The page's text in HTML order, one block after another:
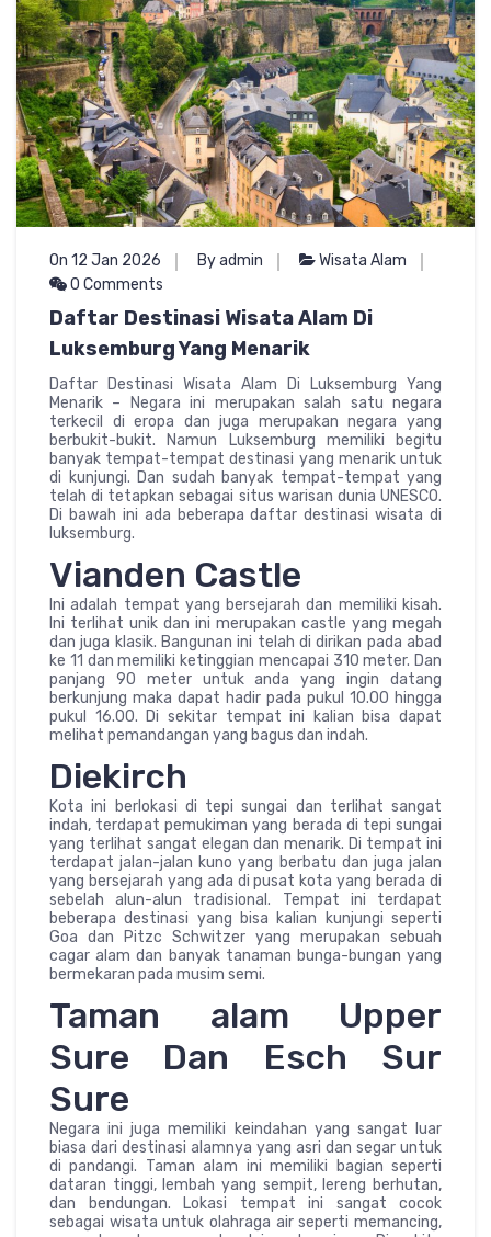
On 12 Jan 2026 By admin
Wisata Alam
0 Comments
Daftar Destinasi Wisata Alam Di
Luksemburg Yang Menarik
Daftar Destinasi Wisata Alam Di Luksemburg Yang
Menarik – Negara ini merupakan salah satu negara
terkecil di eropa dan juga merupakan negara yang
berbukit-bukit. Namun Luksemburg memiliki begitu
banyak tempat-tempat destinasi yang menarik untuk
di kunjungi. Dan sudah banyak tempat-tempat yang
telah di tetapkan sebagai situs warisan dunia UNESCO.
Di bawah ini ada beberapa daftar destinasi wisata di
luksemburg.
Vianden Castle
Ini adalah tempat yang bersejarah dan memiliki kisah.
Ini terlihat unik dan ini merupakan castle yang megah
dan juga klasik. Bangunan ini telah di dirikan pada abad
ke 11 dan memiliki ketinggian mencapai 310 meter. Dan
panjang 90 meter untuk anda yang ingin datang
berkunjung maka dapat hadir pada pukul 10.00 hingga
pukul 16.00. Di sekitar tempat ini kalian bisa dapat
melihat pemandangan yang bagus dan indah.
Diekirch
Kota ini berlokasi di tepi sungai dan terlihat sangat
indah, terdapat pemukiman yang berada di tepi sungai
yang terlihat sangat elegan dan menarik. Di tempat ini
terdapat jalan-jalan kuno yang berbatu dan juga jalan
yang bersejarah yang ada di pusat kota yang berada di
sebelah alun-alun tradisional. Tempat ini terdapat
beberapa destinasi yang bisa kalian kunjungi seperti
Goa dan Pitzc Schwitzer yang merupakan sebuah
cagar alam dan banyak tanaman bunga-bungan yang
bermekaran pada musim semi.
Taman alam Upper
Sure Dan Esch Sur
Sure
Negara ini juga memiliki keindahan yang sangat luar
biasa dari destinasi alamnya yang asri dan segar untuk
di pandangi. Taman alam ini memiliki bagian seperti
dataran tinggi, lembah yang sempit, lereng berhutan,
dan bendungan. Lokasi tempat ini sangat cocok
sebagai wisata untuk olahraga air seperti memancing,